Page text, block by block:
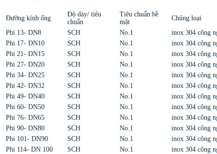
Đường kính ống
Độ dày/ tiêu
chuẩn
Tiêu chuẩn bề
mặt
Chủng loại
Phi 13- DN8
SCH No.1
inox 304 công
Phi 17- DN10
SCH No.1
inox 304 công
Phi 21- DN15
SCH No.1
inox 304 công
Phi 27- DN20
SCH No.1
inox 304 công
Phi 34- DN25
SCH No.1
inox 304 công
Phi 42- DN32
SCH No.1
inox 304 công
Phi 49- DN40
SCH No.1
inox 304 công
Phi 60- DN50
SCH No.1
inox 304 công
Phi 76- DN65
SCH No.1
inox 304 công
Phi 90- DN80
SCH No.1
inox 304 công
Phi 101- DN90
SCH No.1
inox 304 công
Phi 114- DN 100
SCH No.1
inox 304 công